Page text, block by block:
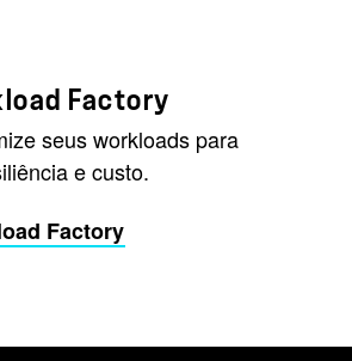
Factory
seus workloads para
e custo.
Factory